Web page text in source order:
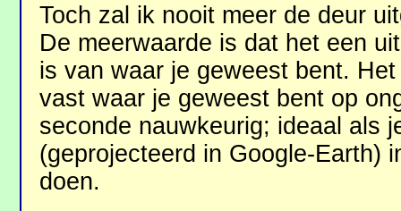
Toch zal ik nooit meer de deur
De meerwaarde is dat het een
is van waar je geweest bent.
vast waar je geweest bent op
seconde nauwkeurig; ideaal als
(geprojecteerd in Google-Earth)
doen.